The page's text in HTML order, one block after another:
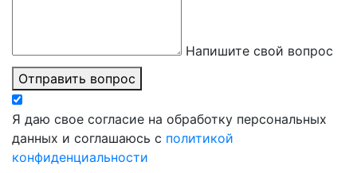
Напишите свой вопрос
Отправить вопрос
Я даю свое согласие на обработку персональных
данных и соглашаюсь с политикой
конфиденциальности